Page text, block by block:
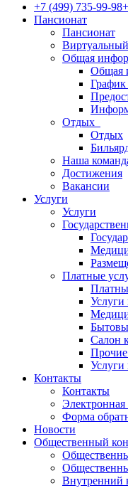
+7 (499) 735-99-98
Пансионат
Пансионат
Общая
Общая
График
Отдых
Отдых
Наша
Достижения
Вакансии
Услуги
Услуги
Платные
Услуги
Салон
Прочие
Услуги
Контакты
Контакты
Форма
Новости
Общественный
Внутренний